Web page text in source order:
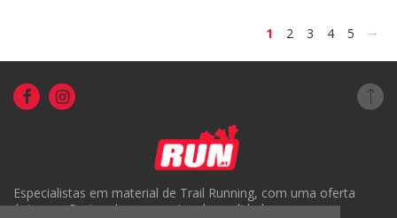
1 2 3 4 5 >
Especialistas em material de Trail Running, com uma oferta
única em Portugal e um serviço de qualidade.